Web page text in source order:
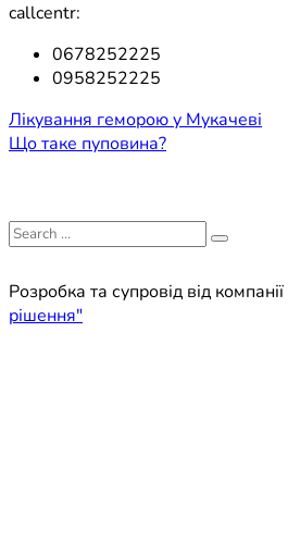
callcentr:
0678252225
0958252225
Навігація
записів
Лікування геморою у Мукачеві
Що таке пуповина?
Search
Розробка та супровід від компанії
рішення"